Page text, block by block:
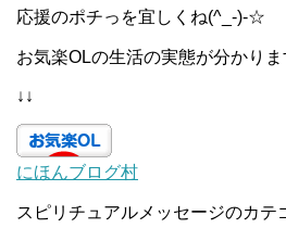
応援のポチっを宜しくね(^_-)-☆
お気楽OLの生活の実態が分かりま
↓↓
にほんブログ村
スピリチュアルメッセージのカテ